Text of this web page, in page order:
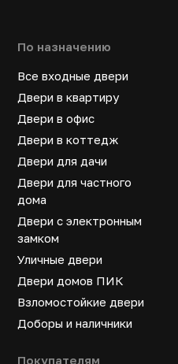
По назначению
Все входные двери
Двери в квартиру
Двери в офис
Двери в коттедж
Двери для дачи
Двери для частного
дома
Двери с электронным
замком
Уличные двери
Двери домов ПИК
Взломостойкие двери
Доборы и наличники
Покупателям